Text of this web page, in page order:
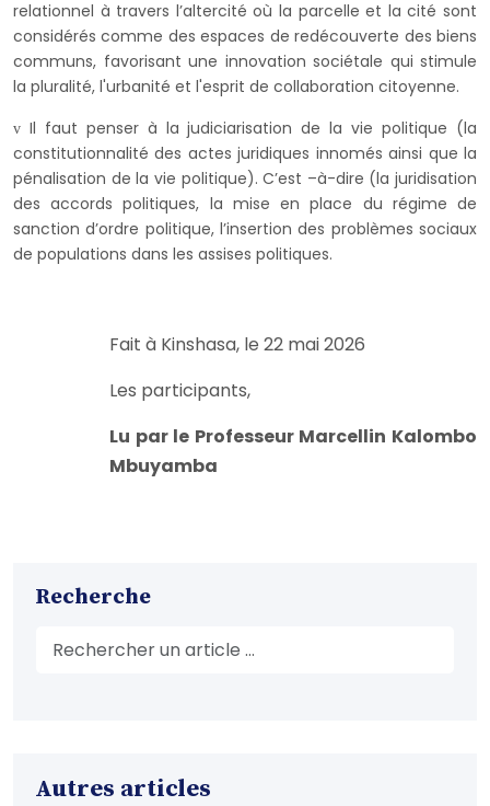
relationnel à travers l’altercité où la parcelle et la cité sont
considérés comme des espaces de redécouverte des biens
communs, favorisant une innovation sociétale qui stimule
la pluralité, l'urbanité et l'esprit de collaboration citoyenne.
v Il faut penser à la judiciarisation de la vie politique (la
constitutionnalité des actes juridiques innomés ainsi que la
pénalisation de la vie politique). C’est –à-dire (la juridisation
des accords politiques, la mise en place du régime de
sanction d’ordre politique, l’insertion des problèmes sociaux
de populations dans les assises politiques.
Fait à Kinshasa, le 22 mai 2026
Les participants,
Lu par le Professeur Marcellin Kalombo
Mbuyamba
Recherche
Autres articles